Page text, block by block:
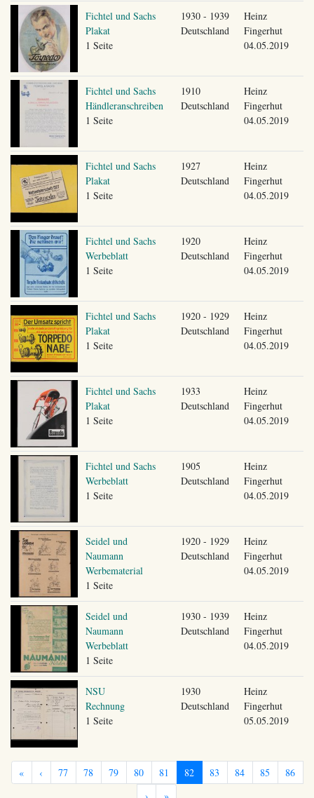
Fichtel und Sachs
Plakat
1 Seite
1930 - 1939
Deutschland
Heinz
Fingerhut
04.05.2019
Fichtel und Sachs
Händleranschreiben
1 Seite
1910
Deutschland
Heinz
Fingerhut
04.05.2019
Fichtel und Sachs
Plakat
1 Seite
1927
Deutschland
Heinz
Fingerhut
04.05.2019
Fichtel und Sachs
Werbeblatt
1 Seite
1920
Deutschland
Heinz
Fingerhut
04.05.2019
Fichtel und Sachs
Plakat
1 Seite
1920 - 1929
Deutschland
Heinz
Fingerhut
04.05.2019
Fichtel und Sachs
Plakat
1 Seite
1933
Deutschland
Heinz
Fingerhut
04.05.2019
Fichtel und Sachs
Werbeblatt
1 Seite
1905
Deutschland
Heinz
Fingerhut
04.05.2019
Seidel und
Naumann
Werbematerial
1 Seite
1920 - 1929
Deutschland
Heinz
Fingerhut
04.05.2019
Seidel und
Naumann
Werbeblatt
1 Seite
1930 - 1939
Deutschland
Heinz
Fingerhut
04.05.2019
NSU
Rechnung
1 Seite
1930
Deutschland
Heinz
Fingerhut
05.05.2019
« ‹ 77 78 79 80 81 82 83 84 85
86
›
»